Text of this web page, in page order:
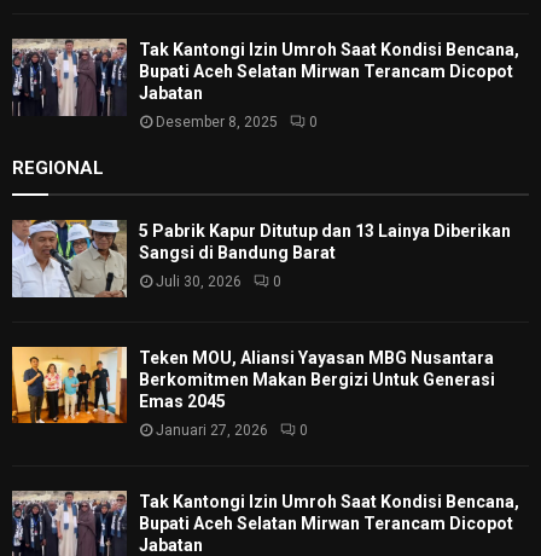
Tak Kantongi Izin Umroh Saat Kondisi Bencana,
Bupati Aceh Selatan Mirwan Terancam Dicopot
Jabatan
Desember 8, 2025 0
REGIONAL
5 Pabrik Kapur Ditutup dan 13 Lainya Diberikan
Sangsi di Bandung Barat
Juli 30, 2026 0
Teken MOU, Aliansi Yayasan MBG Nusantara
Berkomitmen Makan Bergizi Untuk Generasi
Emas 2045
Januari 27, 2026 0
Tak Kantongi Izin Umroh Saat Kondisi Bencana,
Bupati Aceh Selatan Mirwan Terancam Dicopot
Jabatan